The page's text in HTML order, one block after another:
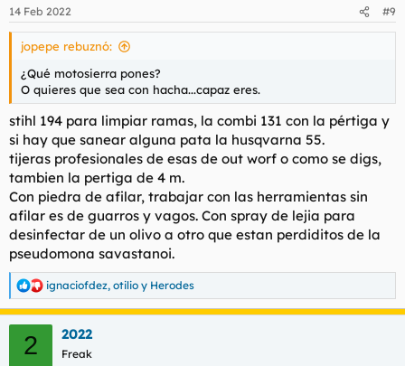
e
s
14 Feb 2022 #9
jopepe rebuznó:
¿Qué motosierra pones?
O quieres que sea con hacha...capaz eres.
stihl 194 para limpiar ramas, la combi 131 con la pértiga y
si hay que sanear alguna pata la husqvarna 55.
tijeras profesionales de esas de out worf o como se digs,
tambien la pertiga de 4 m.
Con piedra de afilar, trabajar con las herramientas sin
afilar es de guarros y vagos. Con spray de lejia para
desinfectar de un olivo a otro que estan perdiditos de la
pseudomona savastanoi.
R
e
a
ignaciofdez, otilio y Herodes
2 2022
Freak